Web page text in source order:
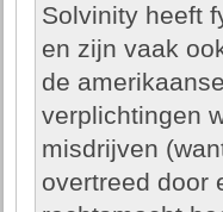
Solvinity heeft
en zijn vaak
de
verplichtingen
misdrijven
overtreed door